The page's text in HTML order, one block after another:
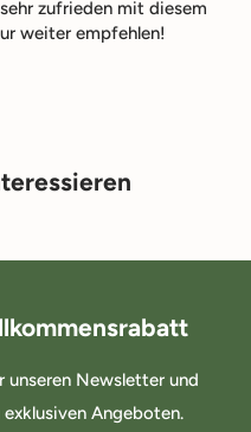
zufrieden mit diesem
weiter empfehlen!
unseren Newsletter und
Angeboten.